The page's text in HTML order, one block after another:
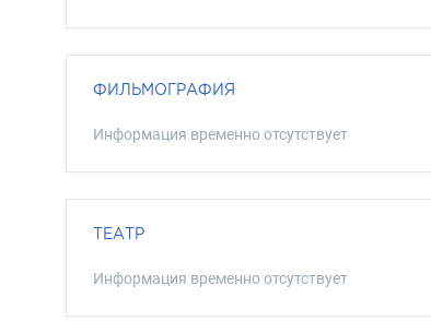
ФИЛЬМОГРАФИЯ
Информация временно отсутствует
ТЕАТР
Информация временно отсутствует